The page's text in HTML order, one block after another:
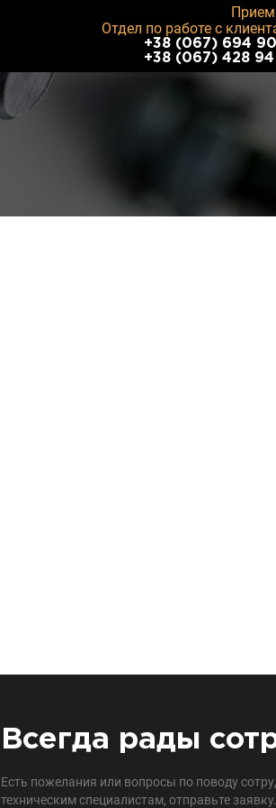
Отдел по работе с
+38 (067) 694
+38 (067) 428 94
Всегда рады
Есть пожелания или вопросы по поводу
техническим специалистам, отправьте заявку.